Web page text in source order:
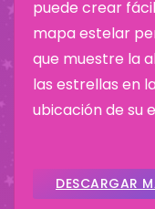
puede crear
mapa estelar
que muestre la
las estrellas en
ubicación de su
DESCARGAR